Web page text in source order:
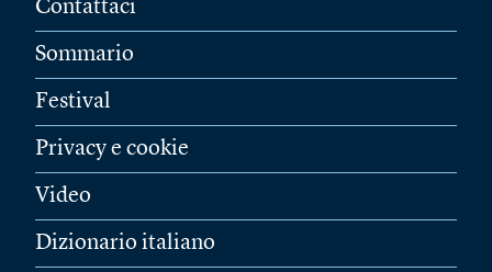
Contattaci
Sommario
Festival
Privacy e cookie
Video
Dizionario italiano